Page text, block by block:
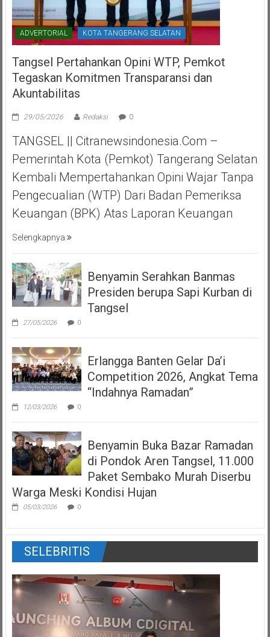
ADVERTORIAL KOTA TANGERANG SELATAN
Tangsel Pertahankan Opini WTP, Pemkot
Tegaskan Komitmen Transparansi dan
Akuntabilitas
29/05/2026 Redaksi 0
TANGSEL || Citranewsindonesia.com –
Pemerintah Kota (Pemkot) Tangerang Selatan
Kembali Mempertahankan Opini Wajar Tanpa
Pengecualian (WTP) Dari Badan Pemeriksa
Keuangan (BPK) Atas Laporan Keuangan
Selengkapnya
Benyamin Serahkan Banmas
Presiden berupa Sapi Kurban di
Tangsel
27/05/2026 0
Erlangga Banten Gelar Da’i
Competition 2026, Angkat Tema
“Indahnya Ramadan”
12/03/2026 0
Benyamin Buka Bazar Ramadan
di Pondok Aren Tangsel, 11.000
Paket Sembako Murah Diserbu
Warga Meski Kondisi Hujan
05/03/2026 0
SELEBRITIS